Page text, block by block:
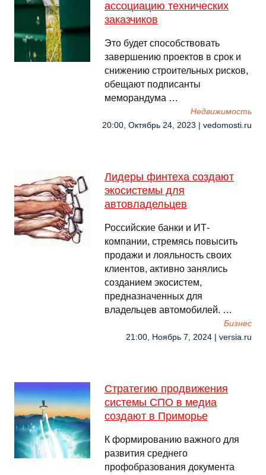
ассоциацию технических
заказчиков
Это будет способствовать
завершению проектов в срок и
снижению строительных рисков,
обещают подписанты
меморандума …
Недвижимость
20:00, Октябрь 24, 2023 | vedomosti.ru
Лидеры финтеха создают
экосистемы для
автовладельцев
Российские банки и ИТ-
компании, стремясь повысить
продажи и лояльность своих
клиентов, активно занялись
созданием экосистем,
предназначенных для
владельцев автомобилей. …
Бизнес
21:00, Ноябрь 7, 2024 | versia.ru
Стратегию продвижения
системы СПО в медиа
создают в Приморье
К формированию важного для
развития среднего
профобразования документа